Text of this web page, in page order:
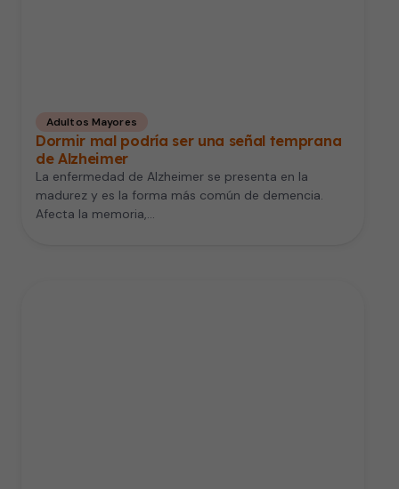
Adultos Mayores
Dormir mal podría ser una señal temprana
de Alzheimer
La enfermedad de Alzheimer se presenta en la
madurez y es la forma más común de demencia.
Afecta la memoria,…